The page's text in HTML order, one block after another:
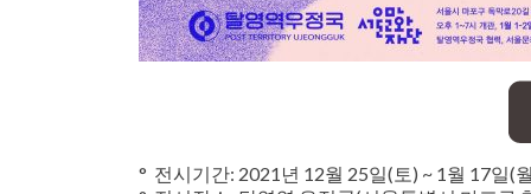
° 전시기간: 2021년 12월 25일(토) ~ 1월 17일(